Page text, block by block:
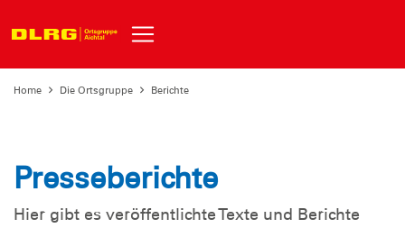
Home Die Ortsgruppe Berichte
Presseberichte
Hier gibt es veröffentlichte Texte und Berichte